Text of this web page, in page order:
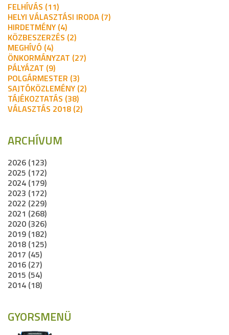
FELHÍVÁS (11)
HELYI VÁLASZTÁSI IRODA (7)
HIRDETMÉNY (4)
KÖZBESZERZÉS (2)
MEGHÍVÓ (4)
ÖNKORMÁNYZAT (27)
PÁLYÁZAT (9)
POLGÁRMESTER (3)
SAJTÓKÖZLEMÉNY (2)
TÁJÉKOZTATÁS (38)
VÁLASZTÁS 2018 (2)
ARCHÍVUM
2026 (123)
2025 (172)
2024 (179)
2023 (172)
2022 (229)
2021 (268)
2020 (326)
2019 (182)
2018 (125)
2017 (45)
2016 (27)
2015 (54)
2014 (18)
GYORSMENÜ